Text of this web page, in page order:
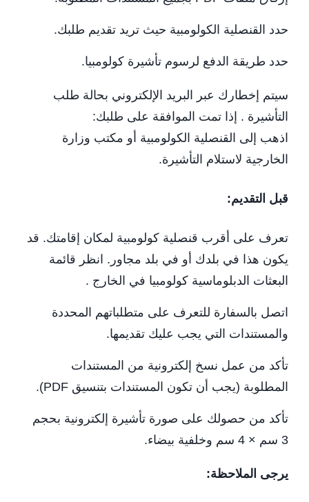
حدد القنصلية الكولومبية حيث تريد تقديم طلبك.
حدد طريقة الدفع لرسوم تأشيرة كولومبيا.
سيتم إخطارك عبر البريد الإلكتروني بحالة طلب
التأشيرة . إذا تمت الموافقة على طلبك:
اذهب إلى القنصلية الكولومبية أو مكتب وزارة
الخارجية لاستلام التأشيرة.
قبل التقديم:
تعرف على أقرب قنصلية كولومبية لمكان إقامتك. قد
يكون هذا في بلدك أو في بلد مجاور. انظر قائمة
البعثات الدبلوماسية كولومبيا في الخارج .
اتصل بالسفارة للتعرف على متطلباتهم المحددة
والمستندات التي يجب عليك تقديمها.
تأكد من عمل نسخ إلكترونية من المستندات
المطلوبة (يجب أن تكون المستندات بتنسيق PDF).
تأكد من حصولك على صورة تأشيرة إلكترونية بحجم
3 سم × 4 سم وخلفية بيضاء.
يرجى الملاحظة: